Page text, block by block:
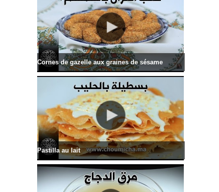
Cornes de gazelle aux graines de sésame
Pastilla au lait